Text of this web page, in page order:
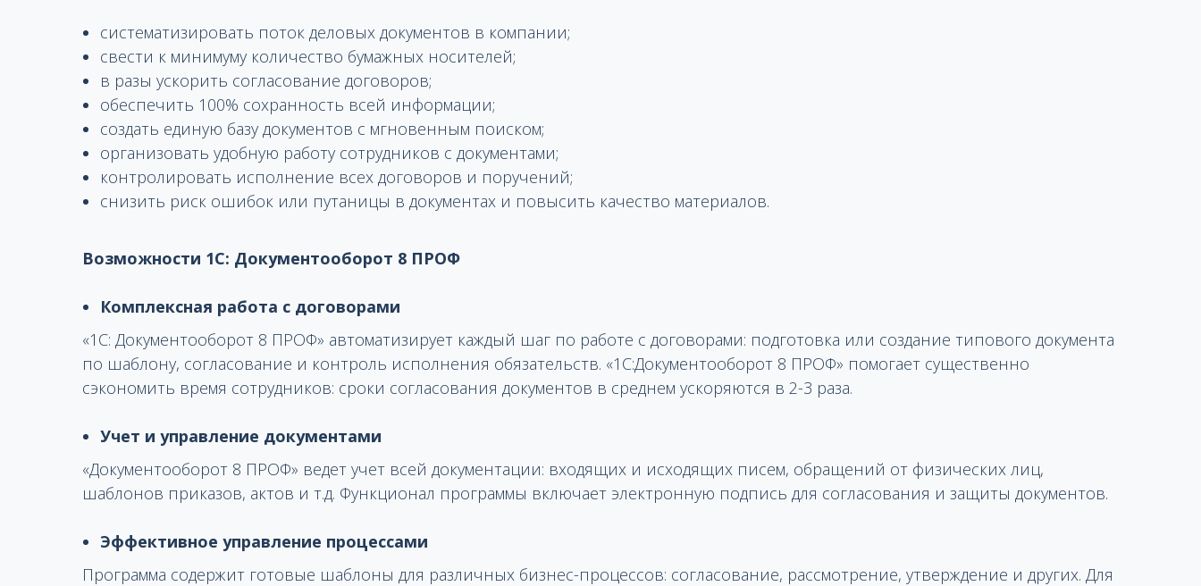
систематизировать поток деловых документов в компании;
свести к минимуму количество бумажных носителей;
в разы ускорить согласование договоров;
обеспечить 100% сохранность всей информации;
создать единую базу документов с мгновенным поиском;
организовать удобную работу сотрудников с документами;
контролировать исполнение всех договоров и поручений;
снизить риск ошибок или путаницы в документах и повысить качество материалов.
Возможности 1С: Документооборот 8 ПРОФ
Комплексная работа с договорами
«1С: Документооборот 8 ПРОФ» автоматизирует каждый шаг по работе с договорами: подготовка или создание типового документа
по шаблону, согласование и контроль исполнения обязательств. «1С:Документооборот 8 ПРОФ» помогает существенно
сэкономить время сотрудников: сроки согласования документов в среднем ускоряются в 2-3 раза.
Учет и управление документами
«Документооборот 8 ПРОФ» ведет учет всей документации: входящих и исходящих писем, обращений от физических лиц,
шаблонов приказов, актов и т.д. Функционал программы включает электронную подпись для согласования и защиты документов.
Эффективное управление процессами
Программа содержит готовые шаблоны для различных бизнес-процессов: согласование, рассмотрение, утверждение и других. Для